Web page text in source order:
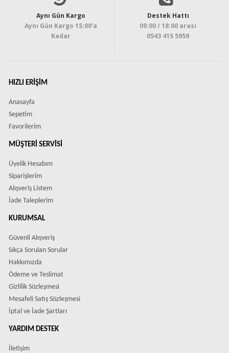
Aynı Gün Kargo
Aynı Gün Kargo 15:00'a
Kadar
Destek Hattı
09:00 / 18:00 arası
0543 415 5959
HIZLI ERIŞIM
Anasayfa
Sepetim
Favorilerim
MÜŞTERI SERVISI
Üyelik Hesabım
Siparişlerim
Alışveriş Listem
İade Taleplerim
KURUMSAL
Güvenli Alışveriş
Sıkça Sorulan Sorular
Hakkımızda
Ödeme ve Teslimat
Gizlilik Sözleşmesi
Mesafeli Satış Sözleşmesi
İptal ve İade Şartları
YARDIM DESTEK
İletişim